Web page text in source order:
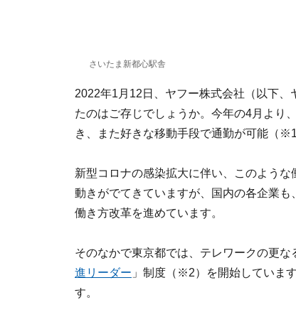
さいたま新都心駅舎
2022年1月12日、ヤフー株式会社（以下
たのはご存じでしょうか。今年の4月より
き、また好きな移動手段で通勤が可能（
新型コロナの感染拡大に伴い、このよう
動きがでてきていますが、国内の各企業
働き方改革を進めています。
そのなかで東京都では、テレワークの更
進リーダー 」制度（※2）を開始していま
す。